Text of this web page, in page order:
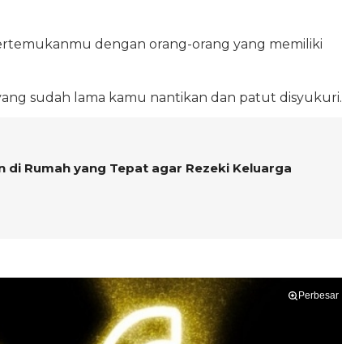
dengan orang-orang yang memiliki
sudah lama kamu nantikan dan patut disyukuri.
di Rumah yang Tepat agar Rezeki Keluarga
Perbesar